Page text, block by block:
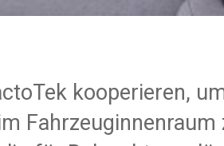
kooperieren,